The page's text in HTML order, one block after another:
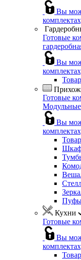
Вы
Готовые
Вы
Готовые
Вы
Пуфы
Кухни
Готовые
Вы